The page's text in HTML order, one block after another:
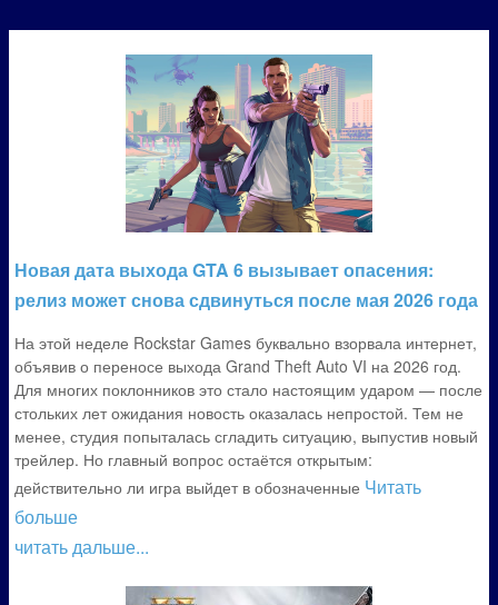
Новая дата выхода GTA 6 вызывает опасения:
релиз может снова сдвинуться после мая 2026 года
На этой неделе Rockstar Games буквально взорвала интернет,
объявив о переносе выхода Grand Theft Auto VI на 2026 год.
Для многих поклонников это стало настоящим ударом — после
стольких лет ожидания новость оказалась непростой. Тем не
менее, студия попыталась сгладить ситуацию, выпустив новый
трейлер. Но главный вопрос остаётся открытым:
действительно ли игра выйдет в обозначенные Читать
больше
читать дальше...